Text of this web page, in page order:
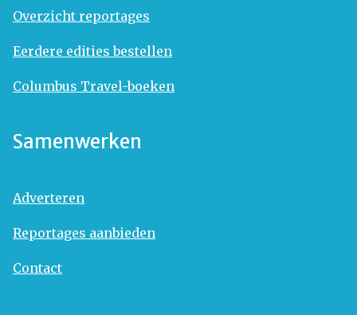
Overzicht reportages
Eerdere edities bestellen
Columbus Travel-boeken
Samenwerken
Adverteren
Reportages aanbieden
Contact